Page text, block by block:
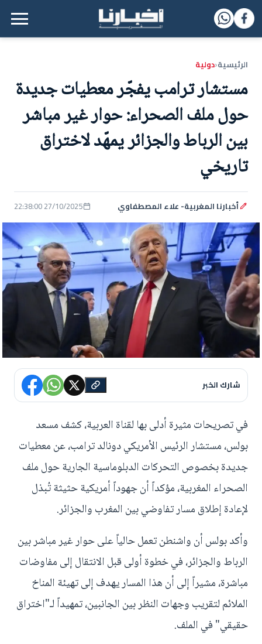
القائمة الرئيسية
الرئيسية‹دولية
مستشار ترامب يفجّر معطيات جديدة
حول ملف الصحراء: حوار غير مباشر
بين الرباط والجزائر يمهّد لاختراق
تاريخي
أخبارنا المغربية- علاء المصطفاوي 27/10/2025 22:38:00
شارك الخبر
في تصريحات مثيرة أدلى بها لقناة العربية، كشف مسعد
بولس، مستشار الرئيس الأمريكي دونالد ترامب، عن معطيات
جديدة بخصوص التحركات الدبلوماسية الجارية حول ملف
الصحراء المغربية، مؤكداً أن جهوداً أمريكية حثيثة تُبذل
لإعادة إطلاق مسار تفاوضي بين المغرب والجزائر.
وأكد بولس أن واشنطن تعمل حالياً على حوار غير مباشر بين
الرباط والجزائر، في خطوة أولى قبل الانتقال إلى مفاوضات
مباشرة، مشيراً إلى أن هذا المسار يهدف إلى تهيئة المناخ
الملائم لتقريب وجهات النظر بين الجانبين، تمهيداً لـ"اختراق
حقيقي" في الملف.